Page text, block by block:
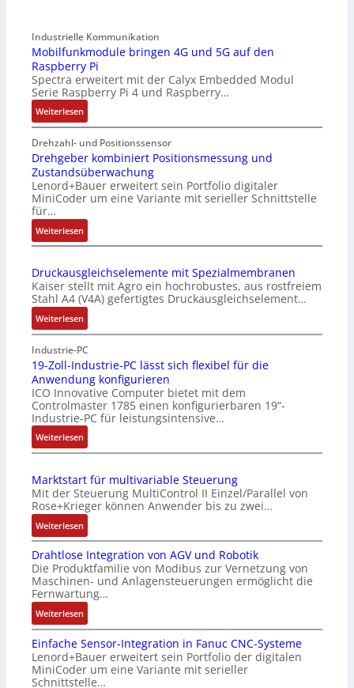
Industrielle Kommunikation
Mobilfunkmodule bringen 4G und 5G auf den
Raspberry Pi
Spectra erweitert mit der Calyx Embedded Modul
Serie Raspberry Pi 4 und Raspberry…
Weiterlesen:
M
o
b
i
l
f
n
k
o
d
u
l
e
b
r
i
n
g
e
n
4
u
n
d
5
a
u
f
d
e
R
a
s
Drehzahl- und Positionssensor
Drehgeber kombiniert Positionsmessung und
Zustandsüberwachung
Lenord+Bauer erweitert sein Portfolio digitaler
MiniCoder um eine Variante mit serieller Schnittstelle
für…
Weiterlesen:
D
e
h
g
e
b
e
r
k
o
m
b
i
n
e
r
t
P
o
i
t
i
o
s
m
e
Druckausgleichselemente mit Spezialmembranen
Kaiser stellt mit Agro ein hochrobustes, aus rostfreiem
Stahl A4 (V4A) gefertigtes Druckausgleichselement…
Weiterlesen:
D
r
u
c
k
a
u
s
g
e
i
c
h
s
e
l
e
m
e
n
t
e
m
Industrie-PC
19-Zoll-Industrie-PC lässt sich flexibel für die
Anwendung konfigurieren
ICO Innovative Computer bietet mit dem
Controlmaster 1785 einen konfigurierbaren 19“-
Industrie-PC für leistungsintensive…
Weiterlesen:
1
-
Z
o
l
l
I
n
d
u
s
t
r
i
Marktstart für multivariable Steuerung
Mit der Steuerung MultiControl II Einzel/Parallel von
Rose+Krieger können Anwender bis zu zwei…
Weiterlesen:
M
a
r
k
t
s
t
a
r
t
Drahtlose Integration von AGV und Robotik
Die Produktfamilie von Modibus zur Vernetzung von
Maschinen- und Anlagensteuerungen ermöglicht die
Fernwartung…
Weiterlesen:
D
r
a
h
Einfache Sensor-Integration in Fanuc CNC-Systeme
Lenord+Bauer erweitert sein Portfolio der digitalen
MiniCoder um eine Variante mit serieller
Schnittstelle…